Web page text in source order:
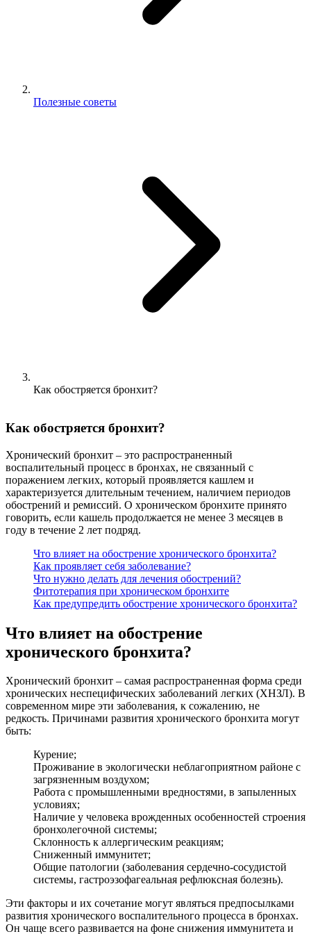
Полезные советы
Как обостряется бронхит?
Как обостряется бронхит?
Хронический бронхит – это распространенный
воспалительный процесс в бронхах, не связанный с
поражением легких, который проявляется кашлем и
характеризуется длительным течением, наличием периодов
обострений и ремиссий. О хроническом бронхите принято
говорить, если кашель продолжается не менее 3 месяцев в
году в течение 2 лет подряд.
Что влияет на обострение хронического бронхита?
Как проявляет себя заболевание?
Что нужно делать для лечения обострений?
Фитотерапия при хроническом бронхите
Как предупредить обострение хронического бронхита?
Что влияет на обострение
хронического бронхита?
Хронический бронхит – самая распространенная форма среди
хронических неспецифических заболеваний легких (ХНЗЛ). В
современном мире эти заболевания, к сожалению, не
редкость. Причинами развития хронического бронхита могут
быть:
Курение;
Проживание в экологически неблагоприятном районе с
загрязненным воздухом;
Работа с промышленными вредностями, в запыленных
условиях;
Наличие у человека врожденных особенностей строения
бронхолегочной системы;
Склонность к аллергическим реакциям;
Сниженный иммунитет;
Общие патологии (заболевания сердечно-сосудистой
системы, гастроэзофагеальная рефлюксная болезнь).
Эти факторы и их сочетание могут являться предпосылками
развития хронического воспалительного процесса в бронхах.
Он чаще всего развивается на фоне снижения иммунитета и